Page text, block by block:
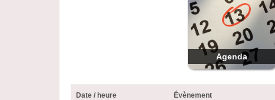
Agenda
Date / heure Évènement